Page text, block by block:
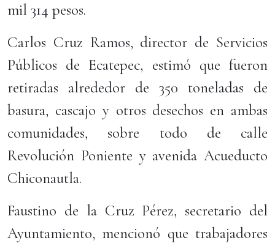
mil 314 pesos.
Carlos Cruz Ramos, director de Servicios
Públicos de Ecatepec, estimó que fueron
retiradas alrededor de 350 toneladas de
basura, cascajo y otros desechos en ambas
comunidades, sobre todo de calle
Revolución Poniente y avenida Acueducto
Chiconautla.
Faustino de la Cruz Pérez, secretario del
Ayuntamiento, mencionó que trabajadores